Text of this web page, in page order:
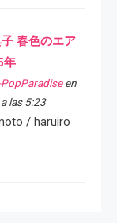
子 春色のエア
en
las 5:23
/ haruiro